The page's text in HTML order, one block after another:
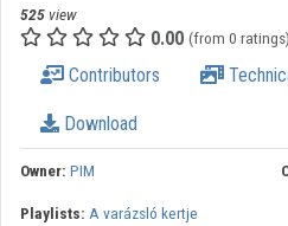
525 view
0.00 (from 0 ratings)
Contributors
Download
Owner: PIM
Playlists: A varázsló kertje